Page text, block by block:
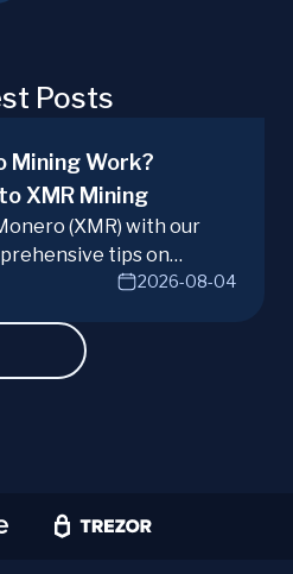
Posts
Mining Work?
XMR Mining
(XMR) with our
tips on
techniques for2026-08-04